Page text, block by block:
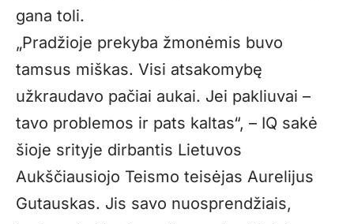
gana toli.
„Pradžioje prekyba žmonėmis buvo
tamsus miškas. Visi atsakomybę
užkraudavo pačiai aukai. Jei pakliuvai –
tavo problemos ir pats kaltas“, – IQ sakė
šioje srityje dirbantis Lietuvos
Aukščiausiojo Teismo teisėjas Aurelijus
Gutauskas. Jis savo nuosprendžiais,